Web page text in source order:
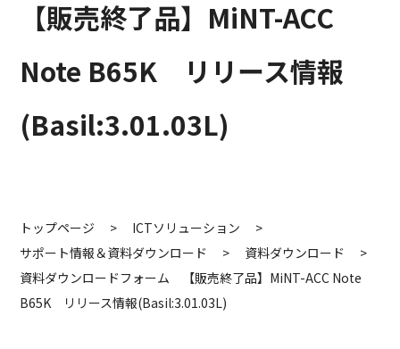
【販売終了品】MiNT-ACC
Note B65K リリース情報
(Basil:3.01.03L)
トップページ > ICTソリューション
>
サポート情報＆資料ダウンロード
> 資料ダウンロード
>
資料ダウンロードフォーム 【販売終了品】MiNT-ACC Note
B65K リリース情報(Basil:3.01.03L)